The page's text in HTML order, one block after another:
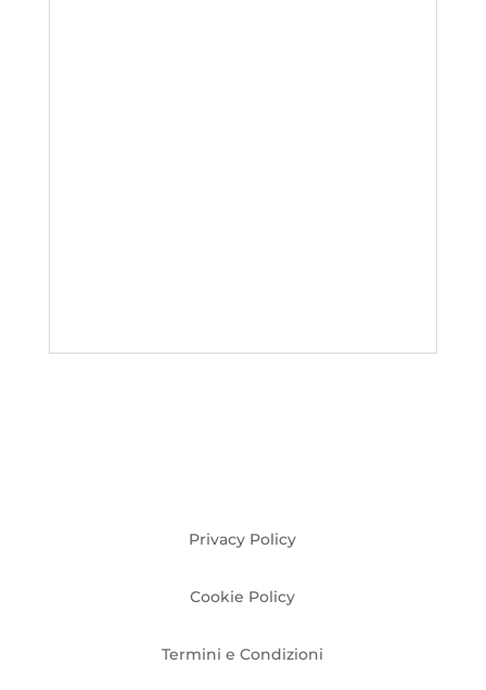
Privacy Policy
Cookie Policy
Termini e Condizioni